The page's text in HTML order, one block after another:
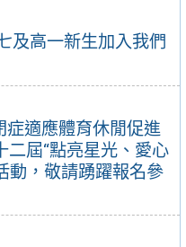
及高一新生加入我們
症適應體育休閒促進
屆“點亮星光、愛心
動，敬請踴躍報名參